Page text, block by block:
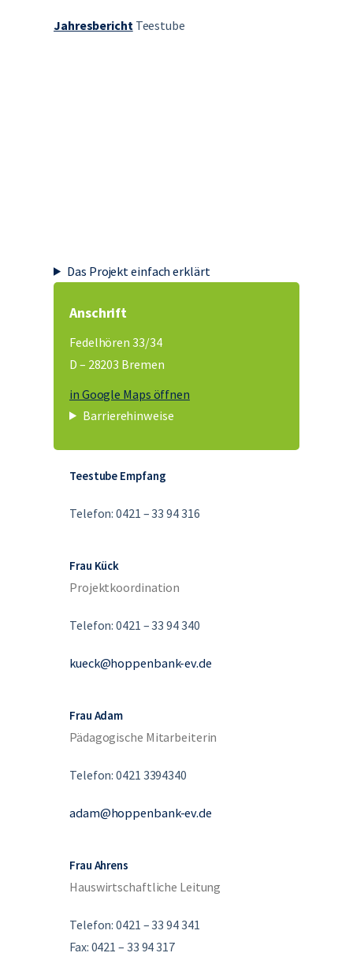
JahresberichtTeestube
Das Projekt einfach erklärt
Anschrift
Fedelhören 33/34
D – 28203 Bremen
in Google Maps öffnen
Barrierehinweise
Teestube Empfang
Telefon: 0421 – 33 94 316
Frau Kück
Projektkoordination
Telefon: 0421 – 33 94 340
kueck@hoppenbank-ev.de
Frau Adam
Pädagogische Mitarbeiterin
Telefon: 0421 3394340
adam@hoppenbank-ev.de
Frau Ahrens
Hauswirtschaftliche Leitung
Telefon: 0421 – 33 94 341
Fax: 0421 – 33 94 317